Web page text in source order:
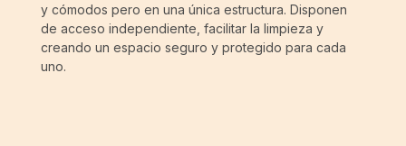
y cómodos pero en una única estructura. Disponen
de acceso independiente, facilitar la limpieza y
creando un espacio seguro y protegido para cada
uno.